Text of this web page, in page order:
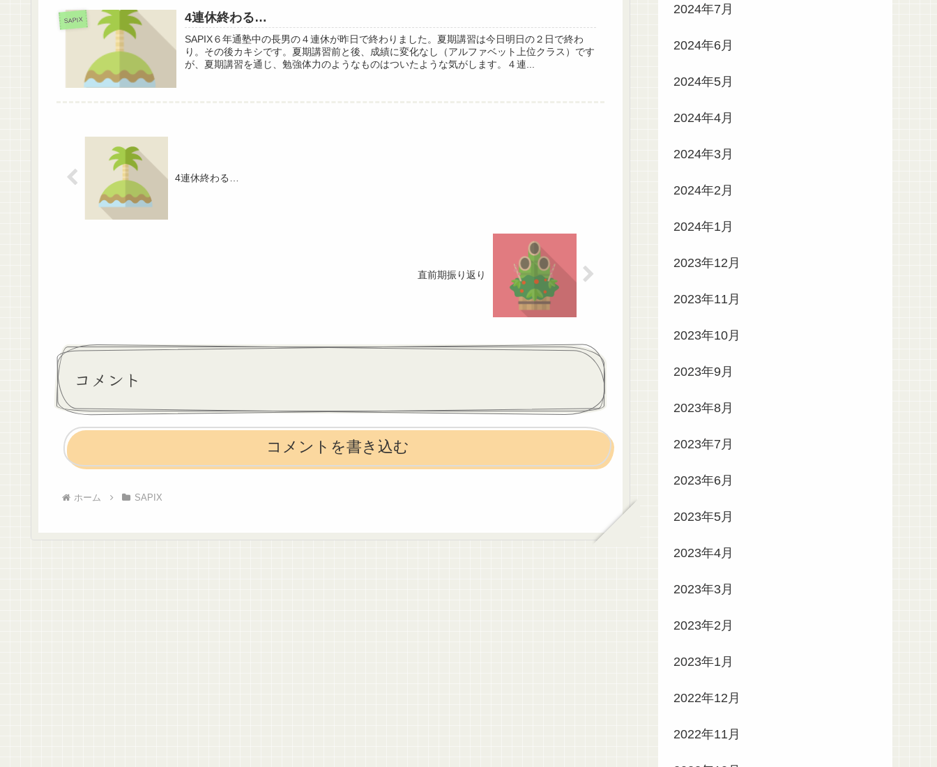
SAPIX 4連休終わる…
SAPIX６年通塾中の長男の４連休が昨日で終わりました。夏期講習は今日明日の２日で終わ
り。その後カキシです。夏期講習前と後、成績に変化なし（アルファベット上位クラス）です
が、夏期講習を通じ、勉強体力のようなものはついたような気がします。４連...
4連休終わる…
直前期振り返り
コメント
コメントを書き込む
ホーム SAPIX
2024年7月
2024年6月
2024年5月
2024年4月
2024年3月
2024年2月
2024年1月
2023年12月
2023年11月
2023年10月
2023年9月
2023年8月
2023年7月
2023年6月
2023年5月
2023年4月
2023年3月
2023年2月
2023年1月
2022年12月
2022年11月